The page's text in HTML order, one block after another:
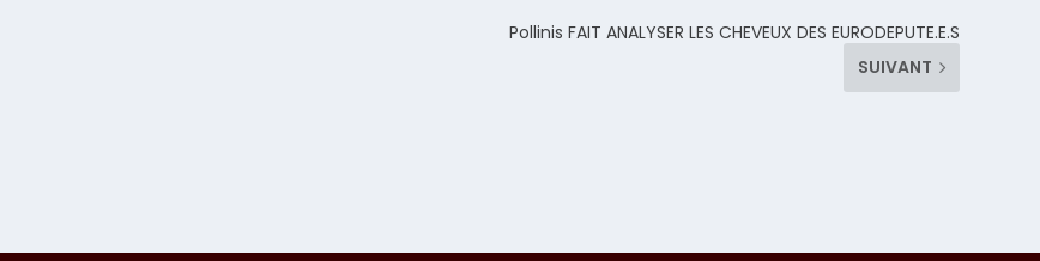
Pollinis FAIT ANALYSER LES CHEVEUX DES EURODEPUTE.E.S
SUIVANT